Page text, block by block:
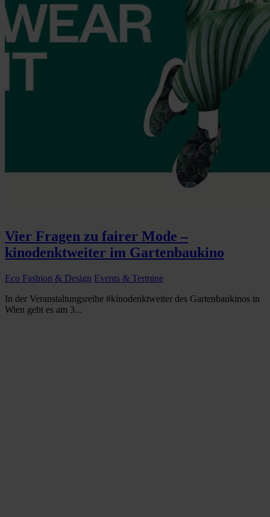
Vier Fragen zu fairer Mode –
kinodenktweiter im Gartenbaukino
Eco Fashion & Design Events & Termine
In der Veranstaltungsreihe #kinodenktweiter des Gartenbaukinos in
Wien geht es am 3...